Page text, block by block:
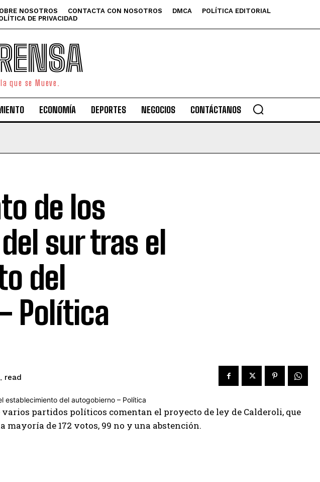
NOSOTROS CONTACTA CON NOSOTROS DMCA
POLÍTICA EDITORIAL
DE PRIVACIDAD
que se Mueve.
ECONOMÍA DEPORTES NEGOCIOS CONTÁCTANOS
de los
sur tras el
del
Política
read
partidos políticos comentan el proyecto de ley de Calderoli, que
mayoría de 172 votos, 99 no y una abstención.